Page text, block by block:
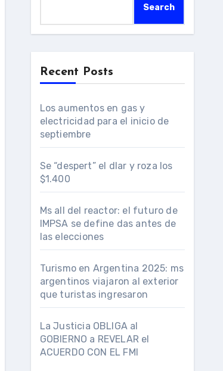
Search
Recent Posts
Los aumentos en gas y
electricidad para el inicio de
septiembre
Se “despert” el dlar y roza los
$1.400
Ms all del reactor: el futuro de
IMPSA se define das antes de
las elecciones
Turismo en Argentina 2025: ms
argentinos viajaron al exterior
que turistas ingresaron
La Justicia OBLIGA al
GOBIERNO a REVELAR el
ACUERDO CON EL FMI